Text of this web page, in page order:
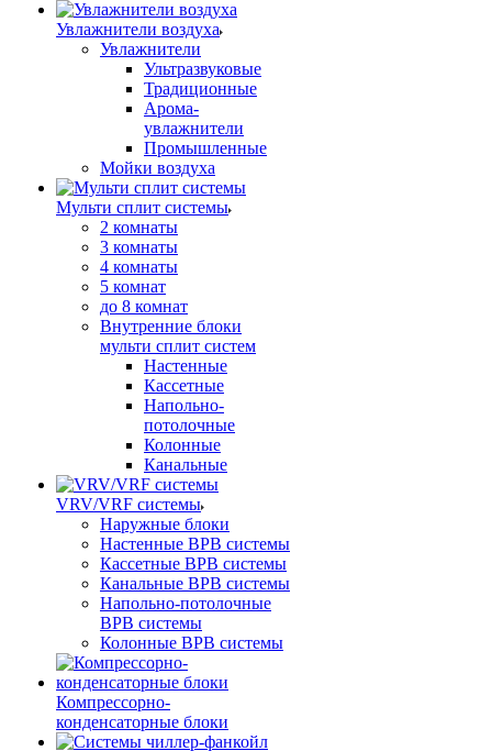
Увлажнители воздуха
Увлажнители
Ультразвуковые
Традиционные
Арома-
увлажнители
Промышленные
Мойки воздуха
Мульти сплит системы
2 комнаты
3 комнаты
4 комнаты
5 комнат
до 8 комнат
Внутренние блоки
мульти сплит систем
Настенные
Кассетные
Напольно-
потолочные
Колонные
Канальные
VRV/VRF системы
Наружные блоки
Настенные ВРВ системы
Кассетные ВРВ системы
Канальные ВРВ системы
Напольно-потолочные
ВРВ системы
Колонные ВРВ системы
Компрессорно-
конденсаторные блоки